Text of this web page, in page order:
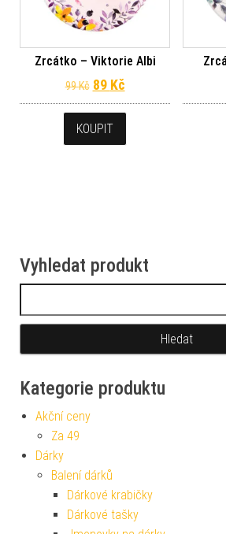
Zrcátko – Viktorie Albi
99Kč Původní cena byla: 99
89 KčAktuální cena je:
KOUPIT
Vyhledat produkt
Kategorie produktu
Akční ceny
Za 49
Dárky
Balení dárků
Dárkové krabičky
Dárkové tašky